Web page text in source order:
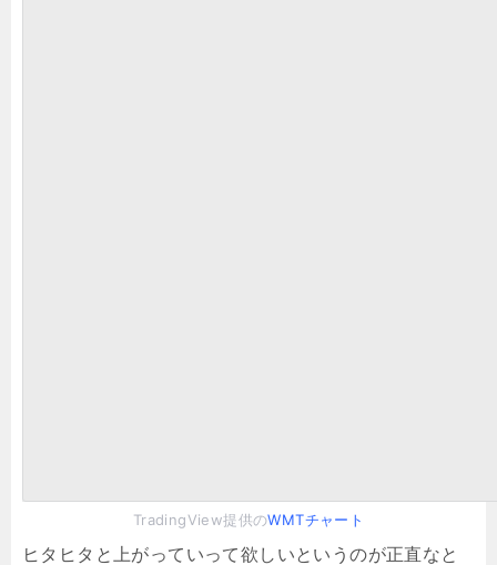
TradingView提供のWMTチャート
ヒタヒタと上がっていって欲しいというのが正直なと